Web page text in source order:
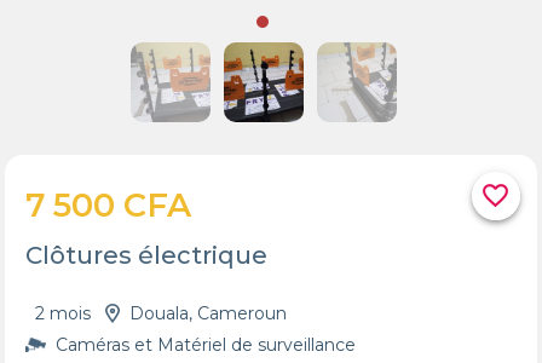
favorite_border
7 500 CFA
Clôtures électrique
2 mois
Douala, Cameroun
Caméras et Matériel de surveillance